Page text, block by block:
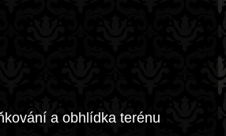
a obhlídka terénu